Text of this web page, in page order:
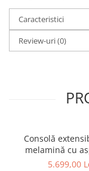
Caracteristici
Review-uri(0)
Consolă
melamină cu
frasin alb -
5.699,00